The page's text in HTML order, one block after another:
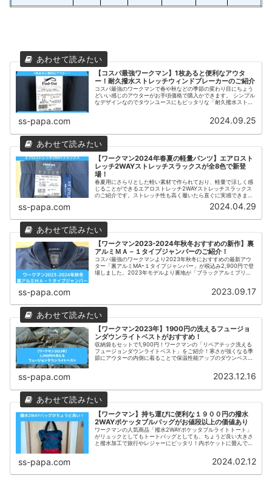
【コスパ最強ワークマン】1枚あると便利なアウタ
ー！耐久撥水ストレッチウィンドブレーカーのご紹介
コスパ最強のワークマンで春や秋などの季節の変わり目にちょう
どいい感じのアウターがお手頃価格で購入かできます。 シンプル
なデザインなのでタウンユースにもピッタリな「耐久撥水ストレ
ss-papa.com 2024.09.25
【ワークマン2024年春夏の軽量パンツ】エアロスト
レッチ2WAYストレッチスラックスが全8色で新登
場！
春夏用にさらりとした軽い素材で作られており、軽量で涼しく感
じることができるエアロストレッチ2WAYストレッチスラックス
のご紹介です。ストレッチ性も高く履いたら直ぐに実感できま
す。どんな動きにも対応できるため現場で働く職人さんはもちろ
ん、タウンユースとして普段使いする方にもおすすめです。 -
ss-papa.com 2024.04.29
【ワークマン2023-2024年秋冬おすすめの新作】裏
アルミＭＡ－１タイプジャンパーのご紹介！
コスパ最強のワークマンより2023年秋冬におすすめの最新アウ
ター「裏アルミMAｰ１タイプジャンパー」が税込み2,900円で登
場しました。2023年モデルより裏地が「ブラックアルミプリン
ss-papa.com 2023.09.17
【ワークマン2023年】1900円の洗えるフュージョ
ンダウンライトベストがおすすめ！
収納袋もセットで1,900円！ワークマンの「リペアテック洗える
フュージョンダウンライトベスト」をご紹介！寒さが強くなる季
節にアウターの内側に着ることで保温性能アップのダウンベス
ss-papa.com 2023.12.16
【ワークマン】持ち運びに便利な１９００円の撥水
2WAYポケッタブルバッグがお値段以上の価値あり
ワークマンの人気商品「撥水2WAYポケッタブルライトトート」
がリュックとしてもトートバッグとしても、ちょうど良い大きさ
と撥水加工で旅行やレジャーにピッタリ！内ポケットに畳んで収
ss-papa.com 2024.02.12